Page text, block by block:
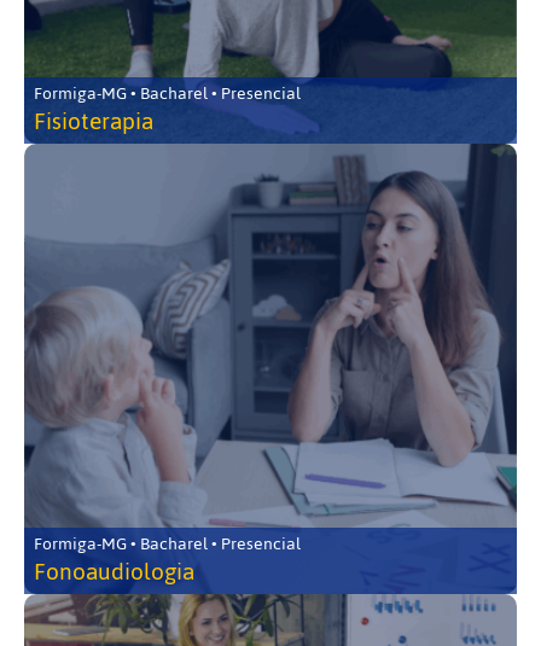
Formiga-MG • Bacharel • Presencial
Fisioterapia
Formiga-MG • Bacharel • Presencial
Fonoaudiologia